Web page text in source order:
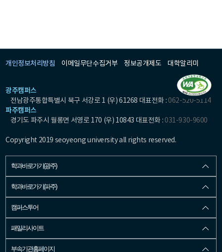
개인정보처리방침 이메일무단수집거부 정보공개제도 대학알리미
광주캠퍼스
전남광주통합특별시 북구 서강로 1 (우) 61268 대표전화 :062-520-5114
파주캠퍼스
경기도 파주시 월롱면 서영로 170 (우) 10843 대표전화 :031-930-9600
Copyright 2019 seoyeong university all rights reserved.
학과바로가기(광주)
학과바로가기(파주)
캠퍼스투어
패밀리사이트
부속기관홈페이지